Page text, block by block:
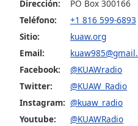
subtitles
settings
dialog
subtitles
,
Audio
Dirección:
PO Box 300166
Teléfono:
+1 816 599-6893
Sitio:
kuaw.org
Email:
Facebook:
@KUAWradio
Twitter:
@KUAW_Radio
Instagram: @kuaw_radio
Youtube:
@KUAWRadio